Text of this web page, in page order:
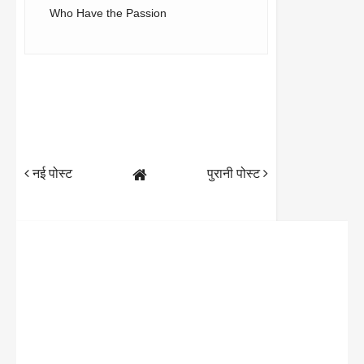
Who Have the Passion
नई पोस्ट पुरानी पोस्ट